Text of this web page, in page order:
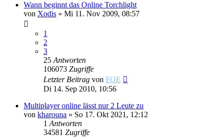
Wann beginnt das Online Torchlight
von Xodis » Mi 11. Nov 2009, 08:57
1
2
3
25 Antworten
106073 Zugriffe
Letzter Beitrag von FOE
Di 14. Sep 2010, 10:56
Multiplayer online lässt nur 2 Leute zu
von kharouna » So 17. Okt 2021, 12:12
1 Antworten
34581 Zugriffe